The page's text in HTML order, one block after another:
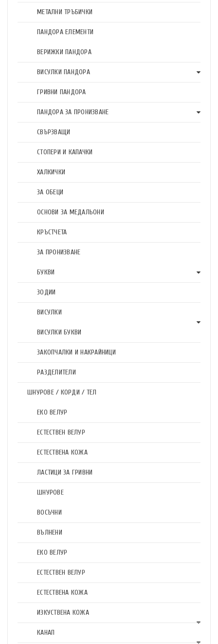
МЕТАЛНИ ТРЪБИЧКИ
ПАНДОРА ЕЛЕМЕНТИ
ВЕРИЖКИ ПАНДОРА
ВИСУЛКИ ПАНДОРА
ГРИВНИ ПАНДОРА
ПАНДОРА ЗА ПРОНИЗВАНЕ
СВЪРЗВАЩИ
СТОПЕРИ И КАПАЧКИ
ХАЛКИЧКИ
ЗА ОБЕЦИ
ОСНОВИ ЗА МЕДАЛЬОНИ
КРЪСТЧЕТА
ЗА ПРОНИЗВАНЕ
БУКВИ
ЗОДИИ
ВИСУЛКИ
ВИСУЛКИ БУКВИ
ЗАКОПЧАЛКИ И НАКРАЙНИЦИ
РАЗДЕЛИТЕЛИ
ШНУРОВЕ / КОРДИ / ТЕЛ
ЕКО ВЕЛУР
ЕСТЕСТВЕН ВЕЛУР
ЕСТЕСТВЕНА КОЖА
ЛАСТИЦИ ЗА ГРИВНИ
ШНУРОВЕ
ВОСЪЧНИ
ВЪЛНЕНИ
ЕКО ВЕЛУР
ЕСТЕСТВЕН ВЕЛУР
ЕСТЕСТВЕНА КОЖА
ИЗКУСТВЕНА КОЖА
КАНАП